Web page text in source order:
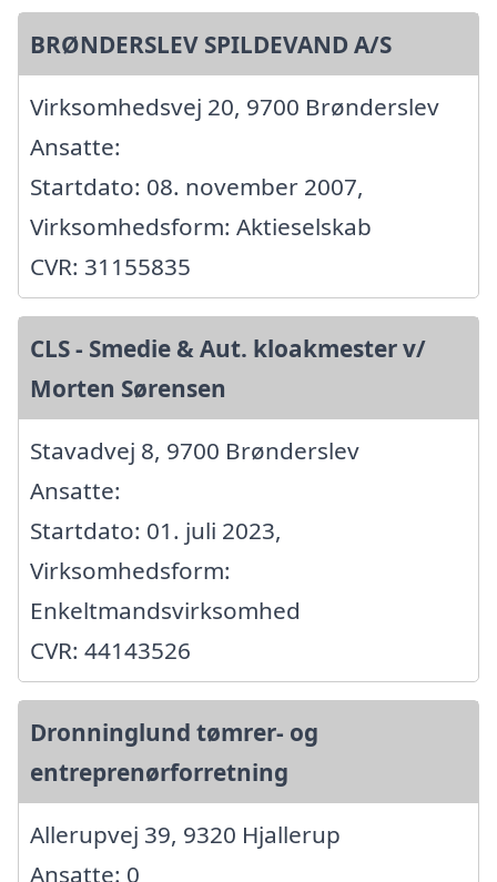
BRØNDERSLEV SPILDEVAND A/S
Virksomhedsvej 20, 9700 Brønderslev
Ansatte:
Startdato: 08. november 2007,
Virksomhedsform: Aktieselskab
CVR: 31155835
CLS - Smedie & Aut. kloakmester v/
Morten Sørensen
Stavadvej 8, 9700 Brønderslev
Ansatte:
Startdato: 01. juli 2023,
Virksomhedsform:
Enkeltmandsvirksomhed
CVR: 44143526
Dronninglund tømrer- og
entreprenørforretning
Allerupvej 39, 9320 Hjallerup
Ansatte: 0